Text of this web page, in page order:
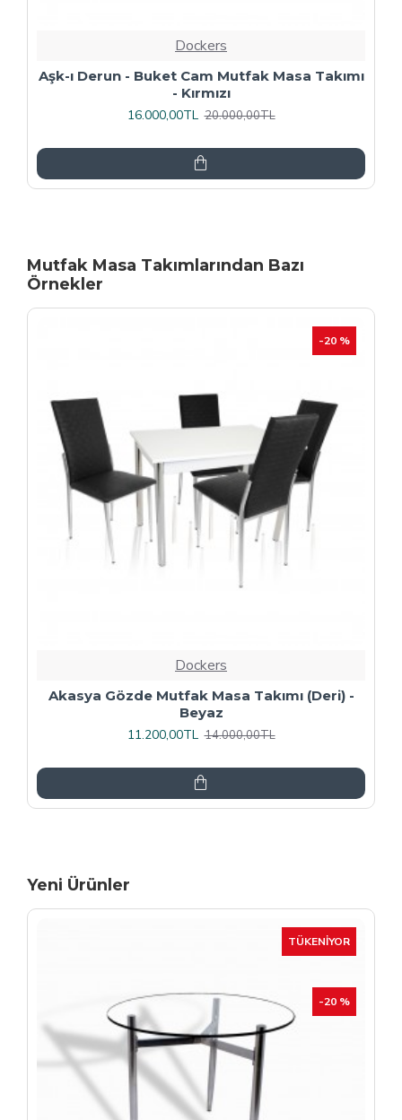
Dockers
Çipa Döküm Ayak - Play Polipropilen Masa
Takımı - 70x120 (Werzalit, Wermodin veya
Allzalit Tabla) - Afyon Mermer-Antrasit
Mutfak Masa Takımlarından Bazı
Örnekler
İNDIRIM
-20 %
Dockers
Premıum - Gözde Mutfak Masa Takımı -
Füme
13.600,00TL 17.000,00TL
Yeni Ürünler
-15 %